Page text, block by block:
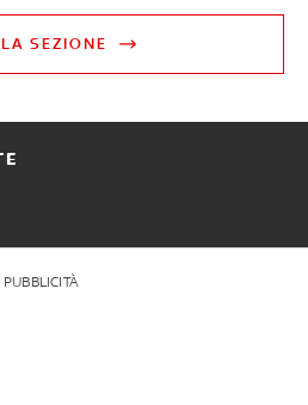
SEZIONE
PUBBLICITÀ